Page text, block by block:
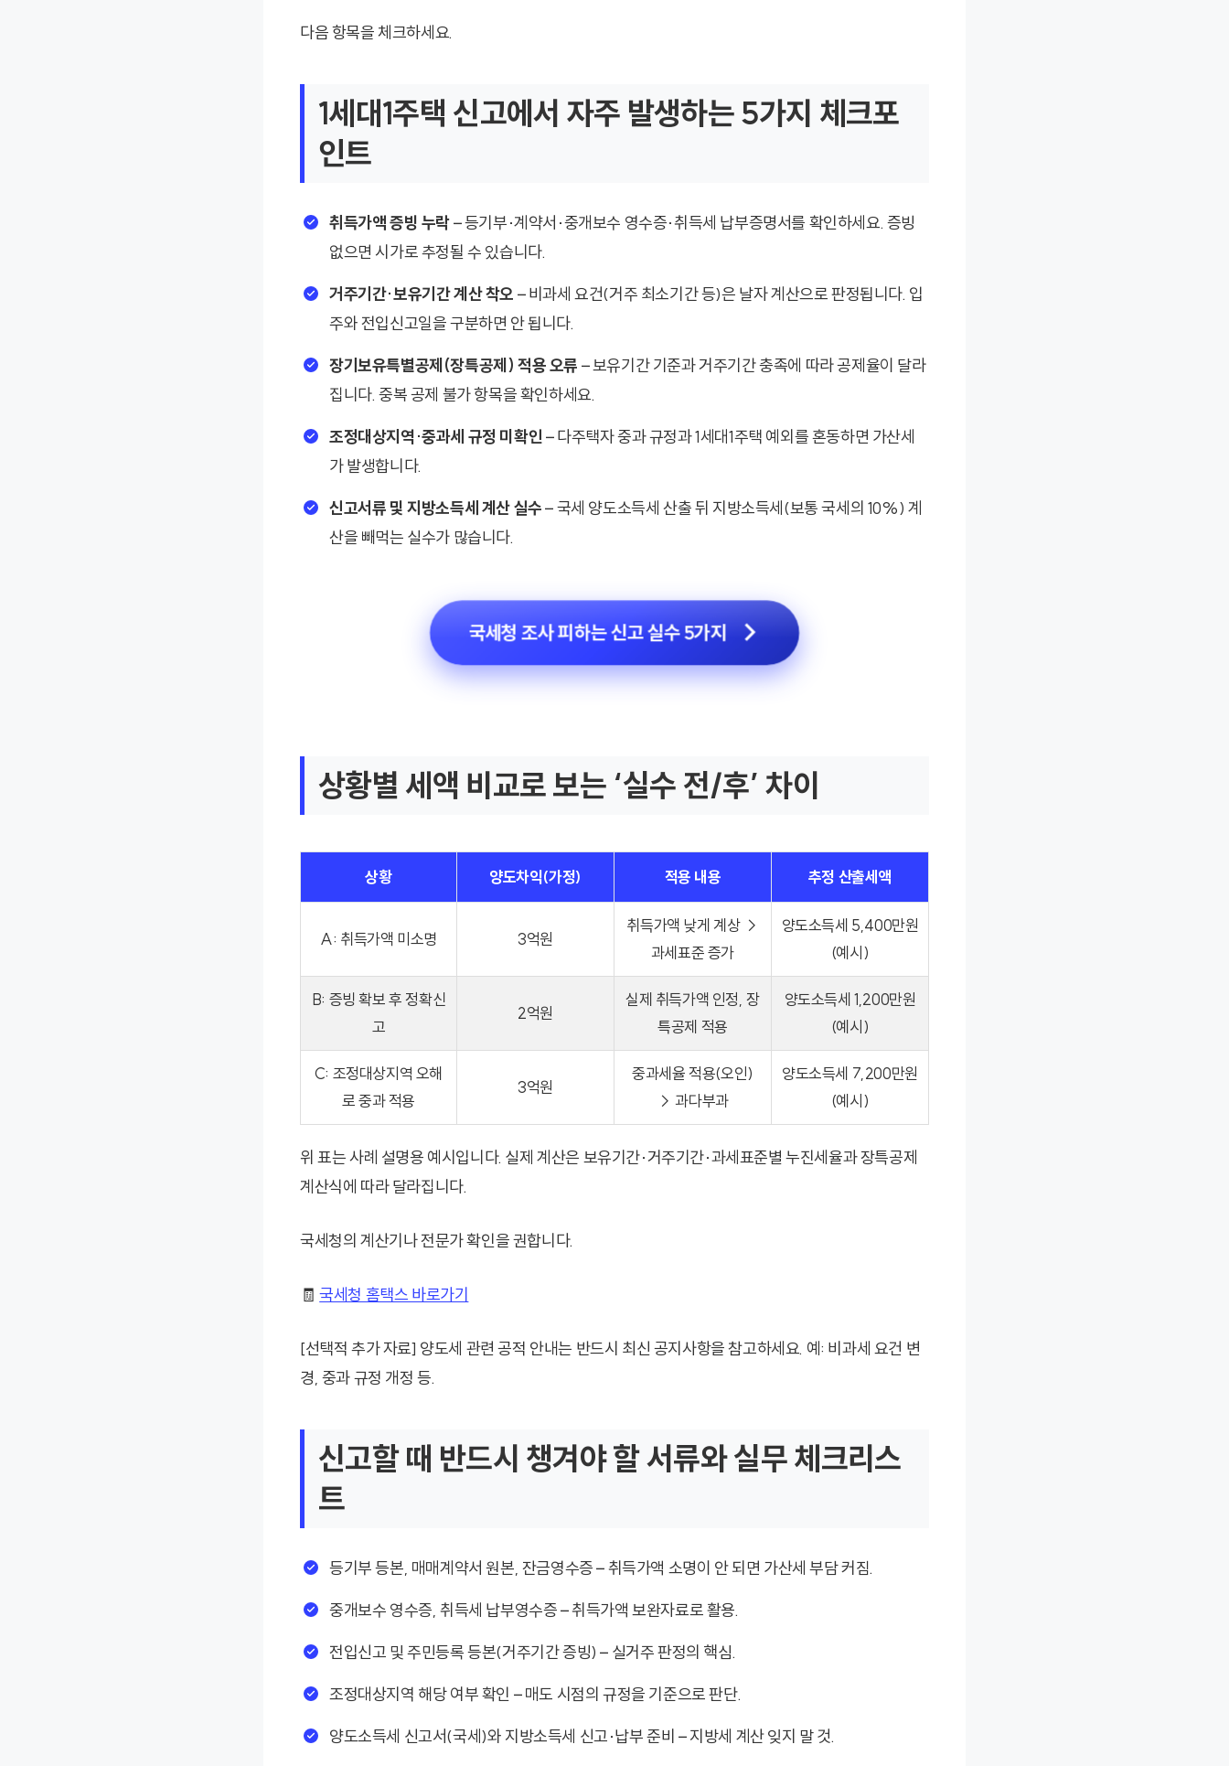
다음 항목을 체크하세요.
1세대1주택 신고에서 자주 발생하는 5가지 체크포
인트
취득가액 증빙 누락– 등기부·계약서·중개보수 영수증·취득세 납부증명서를 확인하세요. 증빙
없으면 시가로 추정될 수 있습니다.
거주기간·보유기간 계산 착오 – 비과세 요건(거주 최소기간 등)은 날자 계산으로 판정됩니다. 입
주와 전입신고일을 구분하면 안 됩니다.
장기보유특별공제(장특공제) 적용 오류 – 보유기간 기준과 거주기간 충족에 따라 공제율이 달라
집니다. 중복 공제 불가 항목을 확인하세요.
조정대상지역·중과세 규정 미확인– 다주택자 중과 규정과 1세대1주택 예외를 혼동하면 가산세
가 발생합니다.
신고서류 및 지방소득세 계산 실수– 국세 양도소득세 산출 뒤 지방소득세(보통 국세의 10%) 계
산을 빼먹는 실수가 많습니다.
국세청 조사 피하는 신고 실수 5가지
상황별 세액 비교로 보는 ‘실수 전/후’ 차이
상황 양도차익(가정) 적용 내용 추정 산출세액
A: 취득가액 미소명 3억원
취득가액 낮게 계상 →
과세표준 증가
양도소득세 5,400만원
(예시)
B: 증빙 확보 후 정확신
고
2억원
실제 취득가액 인정, 장
특공제 적용
양도소득세 1,200만원
(예시)
C: 조정대상지역 오해
로 중과 적용
3억원
중과세율 적용(오인)
→ 과다부과
양도소득세 7,200만원
(예시)
위 표는 사례 설명용 예시입니다. 실제 계산은 보유기간·거주기간·과세표준별 누진세율과 장특공제
계산식에 따라 달라집니다.
국세청의 계산기나 전문가 확인을 권합니다.
🧾국세청 홈택스 바로가기
[선택적 추가 자료] 양도세 관련 공적 안내는 반드시 최신 공지사항을 참고하세요. 예: 비과세 요건 변
경, 중과 규정 개정 등.
신고할 때 반드시 챙겨야 할 서류와 실무 체크리스
트
등기부 등본, 매매계약서 원본, 잔금영수증 – 취득가액 소명이 안 되면 가산세 부담 커짐.
중개보수 영수증, 취득세 납부영수증 – 취득가액 보완자료로 활용.
전입신고 및 주민등록 등본(거주기간 증빙) – 실거주 판정의 핵심.
조정대상지역 해당 여부 확인 – 매도 시점의 규정을 기준으로 판단.
양도소득세 신고서(국세)와 지방소득세 신고·납부 준비 – 지방세 계산 잊지 말 것.